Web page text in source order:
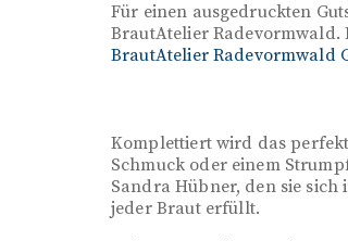
Für einen ausgedruckten
BrautAtelier
BrautAtelier Radevormwald
Komplettiert wird das
Schmuck oder einem
Sandra Hübner, den sie
jeder Braut erfüllt.